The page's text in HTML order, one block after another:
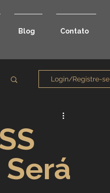
Blog Contato
Login/Registre-se